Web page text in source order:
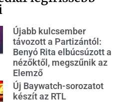
Újabb kulcsember
távozott a Partizántól:
Benyó Rita elbúcsúzott a
nézőktől, megszűnik az
Elemző
Új Baywatch-sorozatot
készít az RTL